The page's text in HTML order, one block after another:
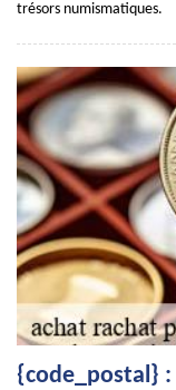
trésors numismatiques.
{code_postal}